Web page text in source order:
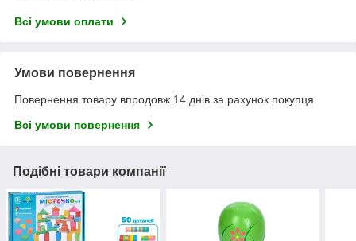
Всі умови оплати
Умови повернення
Повернення товару впродовж 14 днів за рахунок покупця
Всі умови повернення
Подібні товари компанії